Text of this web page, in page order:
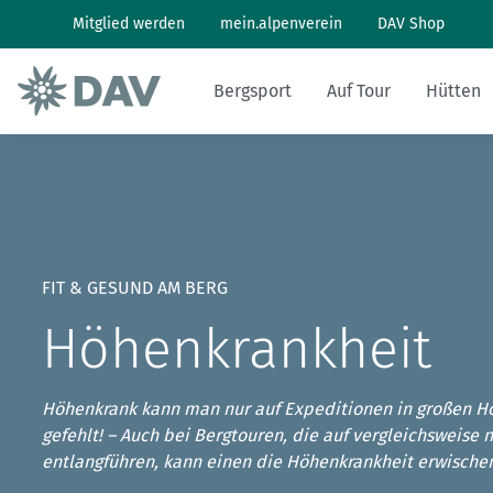
Mitglied werden mein.alpenverein DAV Shop
Bergsport
Mountainbiken: So geht's
Auf Tour Hütten
DAV Panorama App
Hüttensuche
Last-Minute-Hüttenbett
FIT & GESUND AM BERG
Höhenkrankheit
Höhenkrank kann man nur auf Expeditionen in großen
gefehlt! – Auch bei Bergtouren, die auf vergleichsweise
entlangführen, kann einen die Höhenkrankheit